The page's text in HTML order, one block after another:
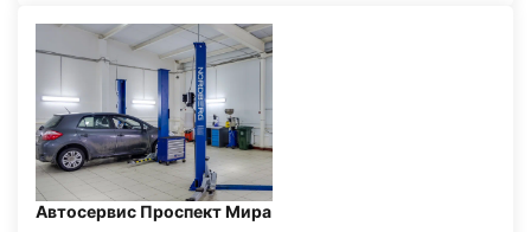
Автосервис Проспект Мира